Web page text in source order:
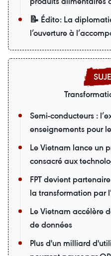
📝 Édito: La
l’ouverture à
Semi-conducteurs :
enseignements pour
Le Vietnam lance un
consacré aux
FPT devient
la transformation par
Le Vietnam accélère
de données
Plus d'un milliard